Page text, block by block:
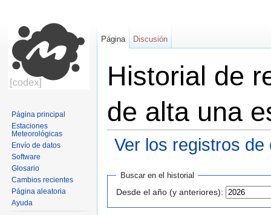
Historial de
de alta una
Ver los registros de
Buscar en el historial
Desde el año (y anteriores):
Página Discusión
Página principal
Estaciones
Meteorológicas
Envío de datos
Software
Glosario
Cambios recientes
Página aleatoria
Ayuda